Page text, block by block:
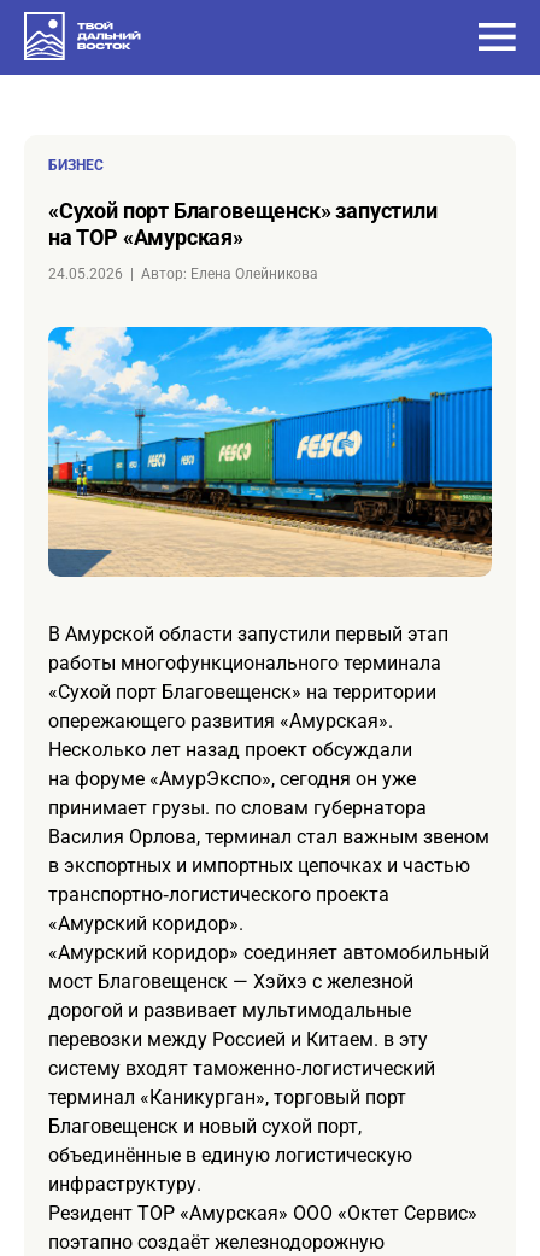
БИЗНЕС
«Сухой порт Благовещенск» запустили
на ТОР «Амурская»
24.05.2026 Автор: Елена Олейникова
В Амурской области запустили первый этап
работы многофункционального терминала
«Сухой порт Благовещенск» на территории
опережающего развития «Амурская».
Несколько лет назад проект обсуждали
на форуме «АмурЭкспо», сегодня он уже
принимает грузы. по словам губернатора
Василия Орлова, терминал стал важным звеном
в экспортных и импортных цепочках и частью
транспортно‑логистического проекта
«Амурский коридор».
«Амурский коридор» соединяет автомобильный
мост Благовещенск — Хэйхэ с железной
дорогой и развивает мультимодальные
перевозки между Россией и Китаем. в эту
систему входят таможенно‑логистический
терминал «Каникурган», торговый порт
Благовещенск и новый сухой порт,
объединённые в единую логистическую
инфраструктуру.
Резидент ТОР «Амурская» ООО «Октет Сервис»
поэтапно создаёт железнодорожную